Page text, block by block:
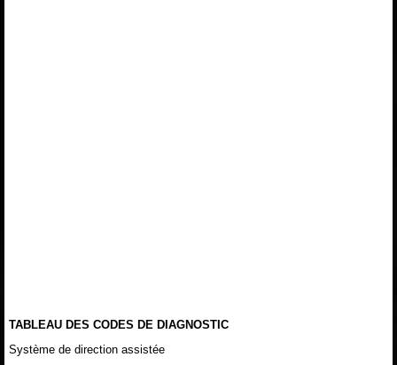
TABLEAU DES CODES DE DIAGNOSTIC
Système de direction assistée